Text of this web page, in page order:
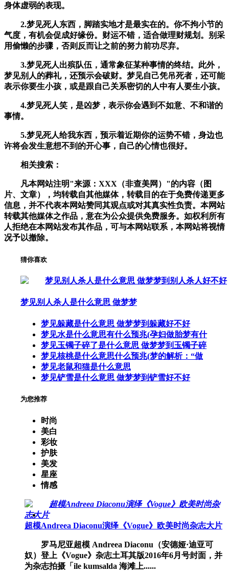
身体虚弱的表现。
2.梦见死人东西，脚踏实地才是最实在的。你不拘小节的
气度，有机会促成好缘份。财运不错，适合做理财规划。别采
用偷懒的步骤，否则反而让之前的努力前功尽弃。
3.梦见死人出殡队伍，通常象征某种事情的终结。此外，
梦见别人的葬礼，还预示会破财。梦见自己凭吊死者，还可能
表示你要生小孩，或是跟自己关系密切的人中有人要生小孩。
4.梦见死人笑，是凶梦，表示你会遇到不如意、不和谐的
事情。
5.梦见死人给我东西，预示着近期你的运势不错，身边也
许将会发生意想不到的开心事，自己的心情也很好。
相关搜索：
凡本网站注明"来源：XXX（非查美网）"的内容（图
片、文章），均转载自其他媒体，转载目的在于免费传递更多
信息，并不代表本网站赞同其观点或对其真实性负责。本网站
转载其他媒体之作品，意在为公众提供免费服务。如权利所有
人拒绝在本网站发布其作品，可与本网站联系，本网站将视情
况予以撤除。
猜你喜欢
梦见别人杀人是什么意思 做梦梦
梦见躲藏是什么意思 做梦梦到躲藏好不好
梦见水是什么意思有什么预兆(孕妇做胎梦有什
梦见玉镯子碎了是什么意思 做梦梦到玉镯子碎
梦见核桃是什么意思什么预兆(梦的解析：“做
梦见老鼠和猫是什么意思
梦见铲雪是什么意思 做梦梦到铲雪好不好
为您推荐
时尚
美白
彩妆
护肤
美发
星座
情感
超模Andreea Diaconu演绎《Vogue》欧美时尚杂志大片
罗马尼亚超模 Andreea Diaconu（安德娅·迪亚可
奴）登上《Vogue》杂志土耳其版2016年6月号封面，并
为杂志拍摄「ile kumsalda 海滩上......